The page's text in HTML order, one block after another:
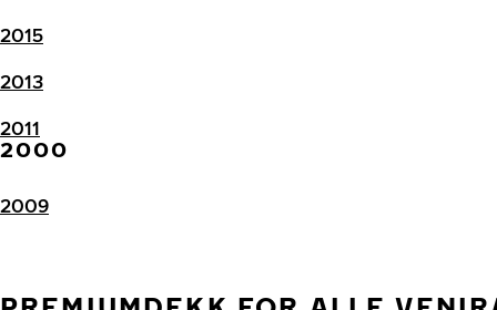
2015
2013
2011
2000
2009